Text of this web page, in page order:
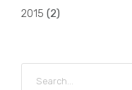
2015 (2)